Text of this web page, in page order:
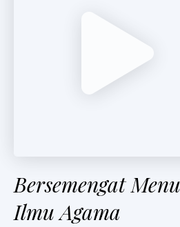
Bersemengat
Ilmu Agama